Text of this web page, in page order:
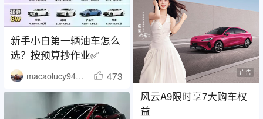
新手小白第一辆油车怎么
选？按预算抄作业✅
macaolucy940417 473 广告
风云A9限时享7大购车权
益